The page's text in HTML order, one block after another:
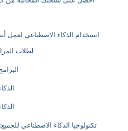
استخدام الذكاء الاصطناعي لعمل
لطلاب
تكنولوجيا الذكاء الاصطناعي